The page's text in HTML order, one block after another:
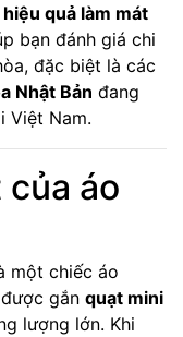
quả làm mát
bạn đánh giá chi
đặc biệt là các
Nhật Bản đang
Việt Nam.
của áo
một chiếc áo
gắn quạt mini
lượng lớn. Khi